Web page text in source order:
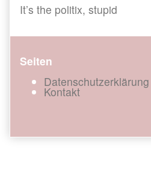
Beitragsnavigation
Previous
It’s the politix, stupid
Seiten
Datenschutzerklärung
Kontakt